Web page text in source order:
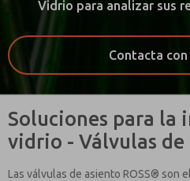
Vidrio para analizar sus
Contacta
Soluciones para la
vidrio - Válvulas
Las válvulas de asiento ROSS® son